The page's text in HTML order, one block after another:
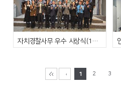
자치경찰사무 우수 시상식(12.17.)
1 2 3